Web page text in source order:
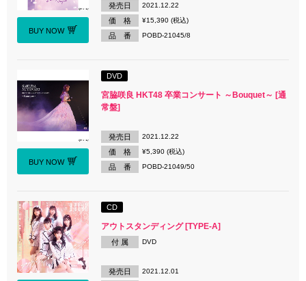
BUY NOW
発売日 2021.12.22
価 格 ¥15,390 (税込)
品 番 POBD-21045/8
BUY NOW
DVD
宮脇咲良 HKT48 卒業コンサート ～Bouquet～ [通
常盤]
発売日 2021.12.22
価 格 ¥5,390 (税込)
品 番 POBD-21049/50
CD
アウトスタンディング [TYPE-A]
付 属 DVD
発売日 2021.12.01